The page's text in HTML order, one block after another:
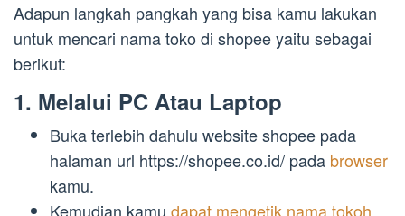
Adapun langkah pangkah yang bisa kamu lakukan
untuk mencari nama toko di shopee yaitu sebagai
berikut:
1. Melalui PC Atau Laptop
Buka terlebih dahulu website shopee pada
halaman url https://shopee.co.id/ pada browser
kamu.
Kemudian kamu dapat mengetik nama tokoh